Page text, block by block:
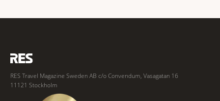
RES Travel Magazine Sweden AB c/o Convendum, Vasagatan 16
11121 Stockholm